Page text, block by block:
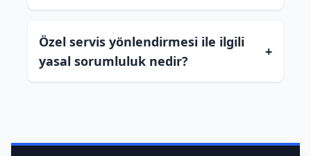
Özel servis yönlendirmesi ile ilgili
yasal sorumluluk nedir?
+